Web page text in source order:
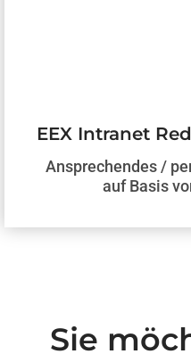
EEX Intranet
Ansprechendes /
auf Basis
Sie